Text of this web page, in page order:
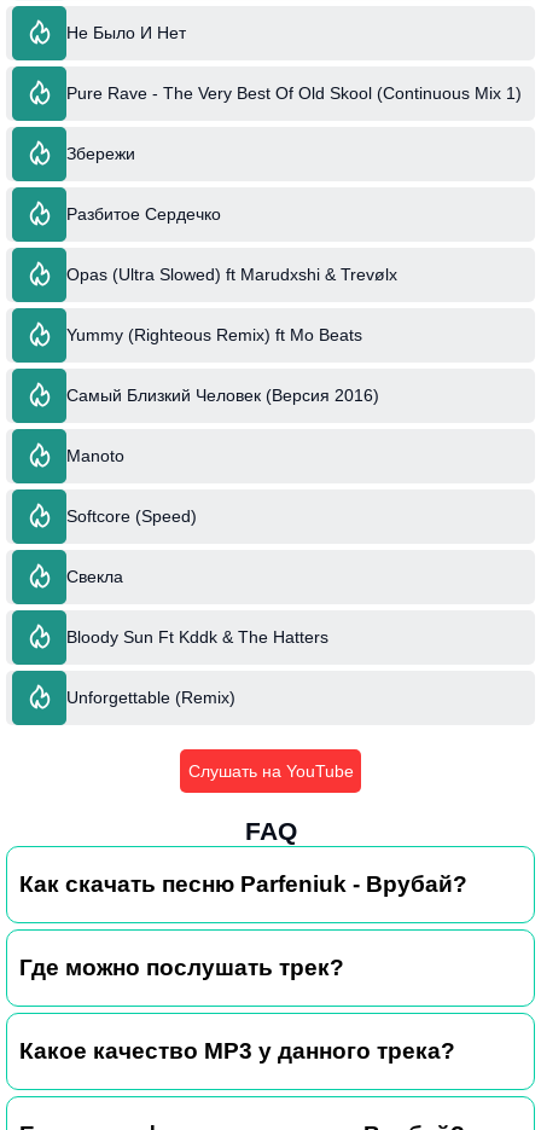
Не Было И Нет
Pure Rave - The Very Best Of Old Skool (Continuous Mix 1)
Збережи
Разбитое Сердечко
Opas (Ultra Slowed) ft Marudxshi & Trevølx
Yummy (Righteous Remix) ft Mo Beats
Самый Близкий Человек (Версия 2016)
Manoto
Softcore (Speed)
Свекла
Bloody Sun Ft Kddk & The Hatters
Unforgettable (Remix)
Слушать на YouTube
FAQ
Как скачать песню Parfeniuk - Врубай?
Где можно послушать трек?
Какое качество MP3 у данного трека?